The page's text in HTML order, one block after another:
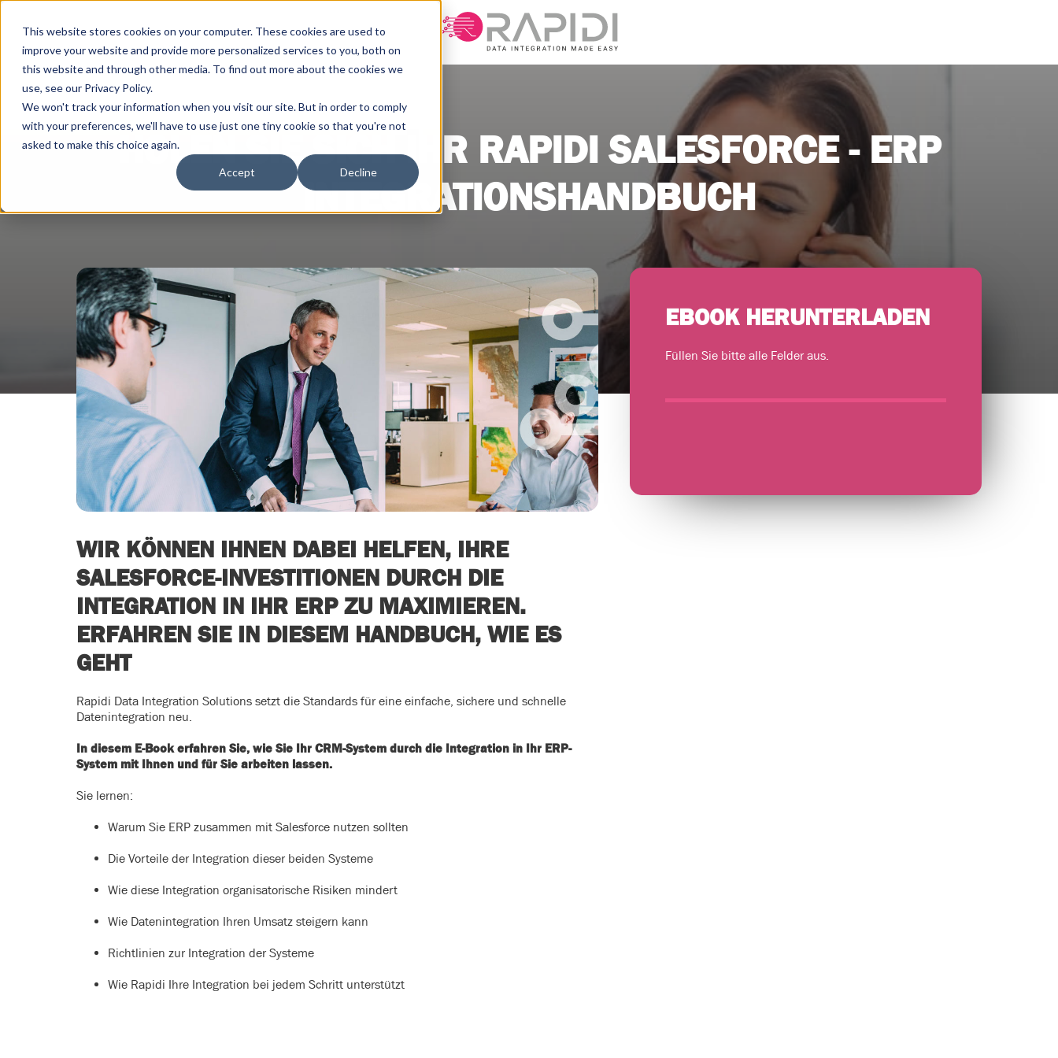
This website stores cookies on your computer. These cookies are used to
improve your website and provide more personalized services to you, both on
this website and through other media. To find out more about the cookies we
use, see our Privacy Policy.
We won't track your information when you visit our site. But in order to comply
with your preferences, we'll have to use just one tiny cookie so that you're not
asked to make this choice again.
Accept Decline
HOLEN SIE SICH IHR RAPIDI SALESFORCE - ERP
INTEGRATIONSHANDBUCH
WIR KÖNNEN IHNEN DABEI HELFEN, IHRE
SALESFORCE-INVESTITIONEN DURCH DIE
INTEGRATION IN IHR ERP ZU MAXIMIEREN.
ERFAHREN SIE IN DIESEM HANDBUCH, WIE ES
GEHT
Rapidi Data Integration Solutions setzt die Standards für eine einfache, sichere und schnelle
Datenintegration neu.
In diesem E-Book erfahren Sie, wie Sie Ihr CRM-System durch die Integration in Ihr ERP-
System mit Ihnen und für Sie arbeiten lassen.
Sie lernen:
Warum Sie ERP zusammen mit Salesforce nutzen sollten
Die Vorteile der Integration dieser beiden Systeme
Wie diese Integration organisatorische Risiken mindert
Wie Datenintegration Ihren Umsatz steigern kann
Richtlinien zur Integration der Systeme
Wie Rapidi Ihre Integration bei jedem Schritt unterstützt
EBOOK HERUNTERLADEN
Füllen Sie bitte alle Felder aus.